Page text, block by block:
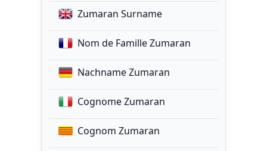
Zumaran Surname
Nom de Famille Zumaran
Nachname Zumaran
Cognome Zumaran
Cognom Zumaran